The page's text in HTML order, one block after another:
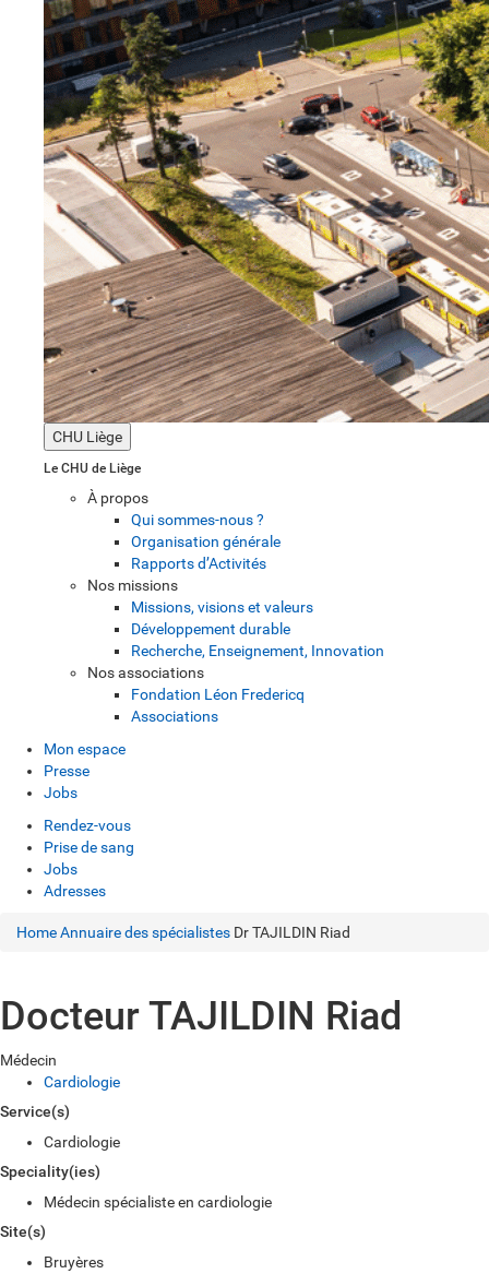
CHU Liège
Le CHU de Liège
À propos
Qui sommes-nous ?
Organisation générale
Rapports d’Activités
Nos missions
Missions, visions et valeurs
Développement durable
Recherche, Enseignement, Innovation
Nos associations
Fondation Léon Fredericq
Associations
Mon espace
Presse
Jobs
Rendez-vous
Prise de sang
Jobs
Adresses
HomeAnnuaire des spécialistes Dr TAJILDIN Riad
Docteur TAJILDIN Riad
Médecin
Cardiologie
Service(s)
Cardiologie
Speciality(ies)
Médecin spécialiste en cardiologie
Site(s)
Bruyères